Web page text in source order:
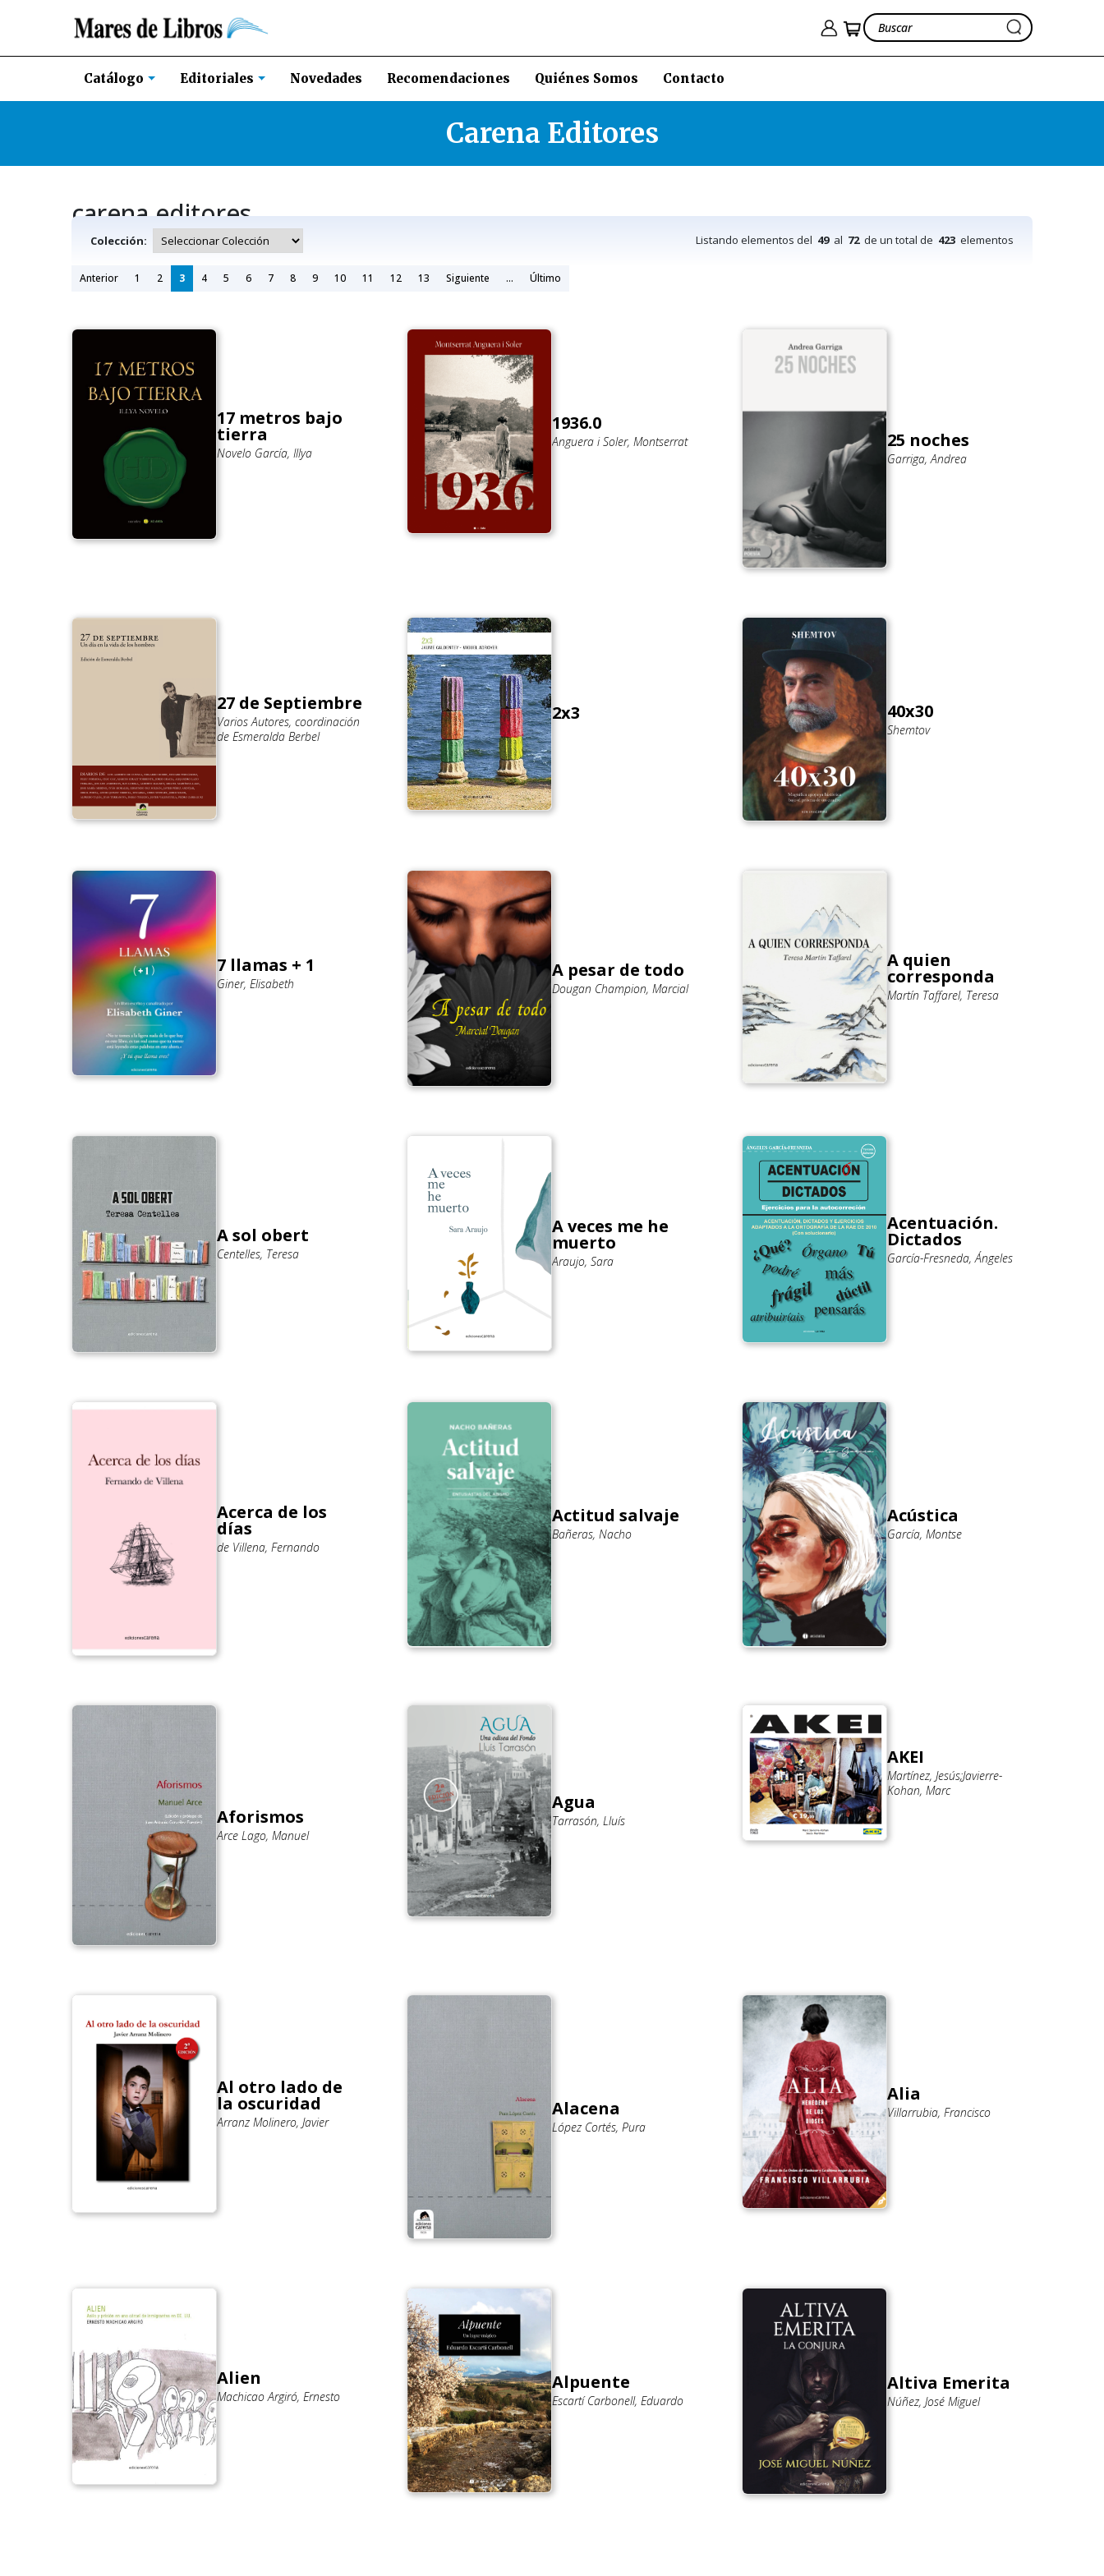
Catálogo Editoriales Novedades Recomendaciones Quiénes Somos Contacto
Carena Editores
carena editores
Colección: Listando elementos del 49al 72de un total de 423 elementos
Anterior 1 2 3 4 5 6 7 8 9 10 11 12 13 Siguiente ... Último
17 metros bajo
tierra
Novelo García, Illya
1936.0
Anguera i Soler, Montserrat 25 noches
Garriga, Andrea
27 de Septiembre
Varios Autores, coordinación
de Esmeralda Berbel
2x3 40x30
Shemtov
7 llamas + 1
Giner, Elisabeth
A pesar de todo
Dougan Champion, Marcial
A quien
corresponda
Martín Taffarel, Teresa
A sol obert
Centelles, Teresa
A veces me he
muerto
Araujo, Sara
Acentuación.
Dictados
García-Fresneda, Ángeles
Acerca de los
días
de Villena, Fernando
Actitud salvaje
Bañeras, Nacho
Acústica
García, Montse
Aforismos
Arce Lago, Manuel
Agua
Tarrasón, Lluís
AKEI
Martínez, Jesús;Javierre-
Kohan, Marc
Al otro lado de
la oscuridad
Arranz Molinero, Javier
Alacena
López Cortés, Pura
Alia
Villarrubia, Francisco
Alien
Machicao Argiró, Ernesto
Alpuente
Escartí Carbonell, Eduardo
Altiva Emerita
Núñez, José Miguel